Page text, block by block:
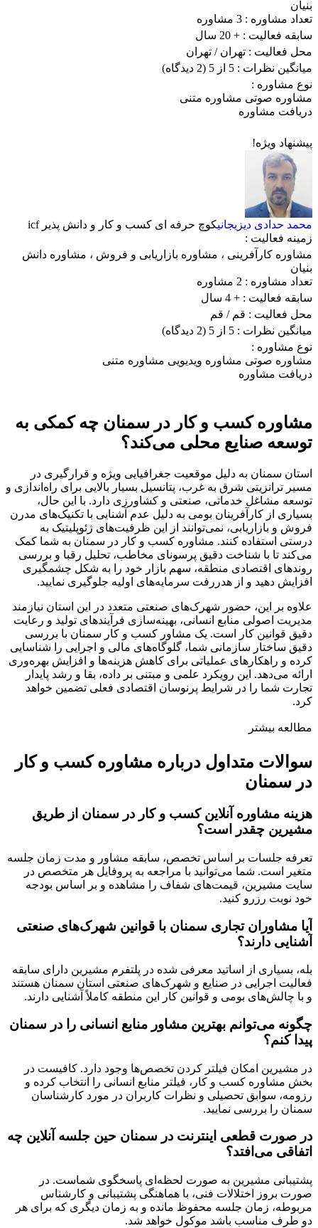
بنیان
تعداد مشاوره : 3 مشاوره
سابقه فعالیت : + 20 سال
محل فعالیت : تهران/ تهران
میانگین نظرات : 5 از 5
(2 دیدگاه)
نوع مشاوره :
مشاوره صوتی مشاوره متنی
دریافت مشاوره
پیشنهاد ویژه!
محمد حدادی دیزیجانیکوچ حرفه ای کسب و کار و دانش پذیر icf
زمینه فعالیت :
مشاوره کارآفرینی ، مشاوره بازاریابی و فروش ، مشاوره دانش
بنیان
تعداد مشاوره : 2 مشاوره
سابقه فعالیت : + 4 سال
محل فعالیت : قم/ قم
میانگین نظرات : 5 از 5
(2 دیدگاه)
نوع مشاوره :
مشاوره صوتی مشاوره ویدیویی مشاوره متنی
دریافت مشاوره
مشاوره کسب و کار در سمنان چه کمکی به
توسعه صنایع محلی می‌کند؟
استان سمنان به دلیل موقعیت جغرافیایی ویژه و قرارگیری در
مسیر ترانزیتی شرق به غرب، پتانسیل بسیار بالایی برای راه‌اندازی و
توسعه مشاغل خدماتی، صنعتی و کشاورزی دارد. با این حال،
بسیاری از کارآفرینان بومی به دلیل عدم آشنایی با تکنیک‌های مدرن
فروش و بازاریابی، نمی‌توانند از این ظرفیت‌های ژئوپلیتیک به
درستی استفاده کنند. مشاوره کسب و کار در سمنان به شما کمک
می‌کند تا با شناخت دقیق پرسونای مخاطب، تحلیل رقبا و بررسی
روندهای اقتصادی منطقه، سهم بازار خود را به شکل چشمگیری
افزایش دهید و از هدررفت سرمایه‌های اولیه جلوگیری نمایید.
علاوه بر این، حضور شهرک‌های صنعتی متعدد در این استان نیازمند
مدیریت اصولی منابع انسانی، بهینه‌سازی فرآیندهای تولید و رعایت
دقیق قوانین کار است. یک مشاور کسب و کار سمنان با بررسی
دقیق ساختار سازمانی شما، گلوگاه‌های مالی و اجرایی را شناسایی
کرده و راهکارهای عملیاتی برای کاهش هزینه‌ها و افزایش بهره‌وری
ارائه می‌دهد. این رویکرد علمی و مبتنی بر داده، بقا و رشد پایدار
تجارت شما را در شرایط پرنوسان اقتصادی فعلی تضمین خواهد
کرد.
مطالعه بیشتر
سوالات متداول درباره مشاوره کسب و کار
در سمنان
هزینه مشاوره آنلاین کسب و کار در سمنان از طریق
مشیرین چقدر است؟
تعرفه جلسات بر اساس تخصص، سابقه مشاور و مدت زمان جلسه
متغیر است. شما می‌توانید با مراجعه به پروفایل هر متخصص در
سایت مشیرین، قیمت‌های شفاف را مشاهده و بر اساس بودجه
خود نوبت رزرو کنید.
آیا مشاوران تجاری سمنان با قوانین شهرک‌های صنعتی
آشنایی دارند؟
بله، بسیاری از اساتید معرفی شده در پلتفرم مشیرین دارای سابقه
فعالیت اجرایی در صنایع و شهرک‌های صنعتی استان سمنان هستند
و با چالش‌های بومی و قوانین کار این منطقه کاملاً آشنایی دارند.
چگونه می‌توانم بهترین مشاور منابع انسانی را در سمنان
پیدا کنم؟
در مشیرین امکان فیلتر کردن تخصص‌ها وجود دارد. کافیست در
بخش مشاوره کسب و کار، فیلتر منابع انسانی را انتخاب کرده و
رزومه، سوابق تحصیلی و نظرات کاربران در مورد کارشناسان
سمنان را بررسی نمایید.
در صورت قطعی اینترنت در سمنان حین جلسه آنلاین چه
اتفاقی می‌افتد؟
پشتیبانی مشیرین به صورت لحظه‌ای پاسخگوی شماست. در
صورت بروز اختلالات فنی، با هماهنگی پشتیبانی و کارشناس
مربوطه، زمان جلسه محفوظ مانده و به زمان دیگری که برای هر
دو طرف مناسب باشد موکول خواهد شد.